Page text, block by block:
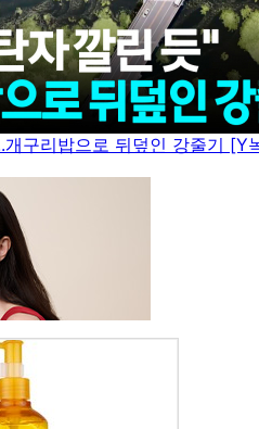
개구리밥으로 뒤덮인 강줄기 [Y